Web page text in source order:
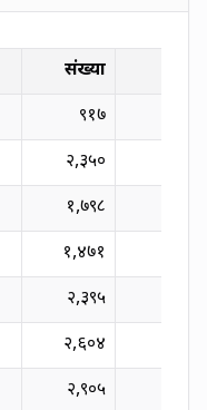
संख्या
९१७
२,३५०
१,७९८
१,४७१
२,३९५
२,६०४
२,९०५